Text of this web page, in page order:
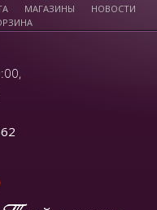
МАГАЗИНЫ
НОВОСТИ